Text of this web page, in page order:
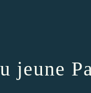
jeune